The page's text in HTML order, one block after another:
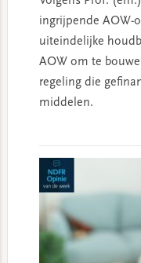
ingrijpende AOW-
uiteindelijke
AOW om te
regeling die
middelen.